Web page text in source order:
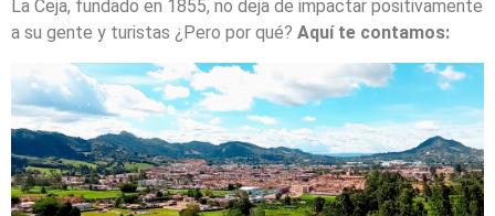
La Ceja, fundado en 1855, no deja de impactar positivamente
a su gente y turistas ¿Pero por qué? Aquí te contamos: